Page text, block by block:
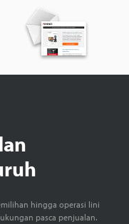
hingga operasi lini
pasca penjualan.